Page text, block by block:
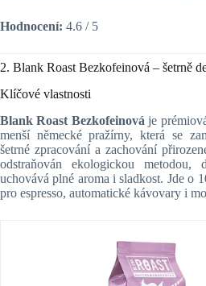
Hodnocení: 4.6 / 5
2. Blank Roast Bezkofeinová – šetrně
Klíčové vlastnosti
Blank Roast Bezkofeinová je
menší německé pražírny, která se
šetrné zpracování a zachování
odstraňován ekologickou
uchovává plné aroma i sladkost. Jde o
pro espresso, automatické kávovary i